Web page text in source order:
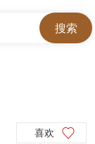
喜欢